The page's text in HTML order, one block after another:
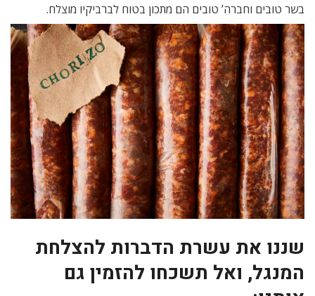
בשר טובים וחברה’ טובים הם מתכון בטוח לברביקיו מוצלח.
שננו את עשרת הדברות להצלחת
המנגל, ואל תשכחו להזמין גם